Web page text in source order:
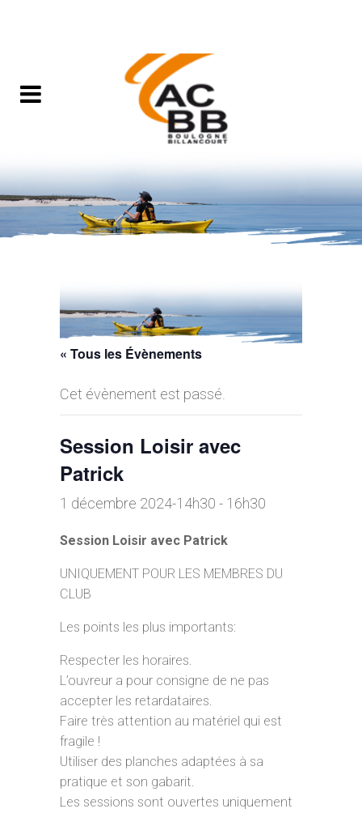
« Tous les Évènements
Cet évènement est passé.
Session Loisir avec
Patrick
1 décembre 2024-14h30 - 16h30
Session Loisir avec Patrick
UNIQUEMENT POUR LES MEMBRES DU
CLUB
Les points les plus importants:
Respecter les horaires.
L’ouvreur a pour consigne de ne pas
accepter les retardataires.
Faire très attention au matériel qui est
fragile !
Utiliser des planches adaptées à sa
pratique et son gabarit.
Les sessions sont ouvertes uniquement